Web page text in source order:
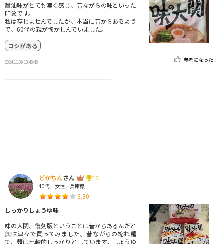
醤油味がとても濃く感じ、昔ながらの味といった
印象です。
私は存じませんでしたが、本当に昔からあるよう
で、60代の親が懐かしんでいました。
コシがある
2024.11.09 13:48:48 参考になった！
どかちんさん
13
40代／女性／兵庫県
3.80
しっかりしょうゆ味
味の大関、復刻版ということは昔からあるんだと
興味津々で買ってみました。昔ながらの縮れ麺
で、麺は比較的しっかりとしています。しょうゆ